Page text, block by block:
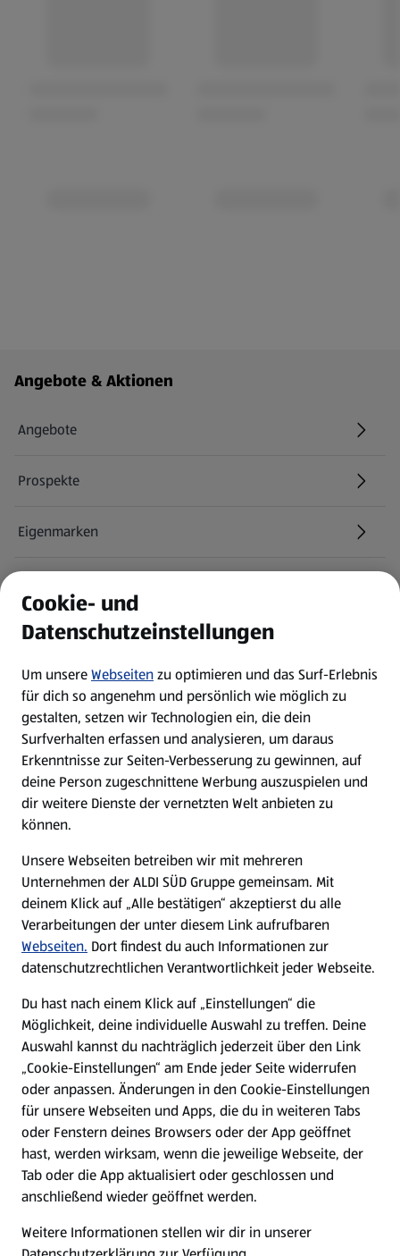
Fußzeilenmenü - weitere Links
Angebote & Aktionen
Angebote
Prospekte
Eigenmarken
Newsletter
WhatsApp
Über ALDI SÜD
Filialen
Nachhaltigkeit
Karriere
Presse
Hilfe & Kontakt
(öffnet in einem neuen Tab)
Unternehmen
Folge uns hier:
Cookie- und
Datenschutzeinstellungen
Um unsereWebseitenzu optimieren und das Surf-Erlebnis
für dich so angenehm und persönlich wie möglich zu
gestalten, setzen wir Technologien ein, die dein
Surfverhalten erfassen und analysieren, um daraus
Erkenntnisse zur Seiten-Verbesserung zu gewinnen, auf
deine Person zugeschnittene Werbung auszuspielen und
dir weitere Dienste der vernetzten Welt anbieten zu
können.
Unsere Webseiten betreiben wir mit mehreren
Unternehmen der ALDI SÜD Gruppe gemeinsam. Mit
deinem Klick auf „Alle bestätigen“ akzeptierst du alle
Verarbeitungen der unter diesem Link aufrufbaren
Webseiten. Dort findest du auch Informationen zur
datenschutzrechtlichen Verantwortlichkeit jeder Webseite.
Du hast nach einem Klick auf „Einstellungen“ die
Möglichkeit, deine individuelle Auswahl zu treffen. Deine
Auswahl kannst du nachträglich jederzeit über den Link
„Cookie-Einstellungen“ am Ende jeder Seite widerrufen
oder anpassen. Änderungen in den Cookie-Einstellungen
für unsere Webseiten und Apps, die du in weiteren Tabs
oder Fenstern deines Browsers oder der App geöffnet
hast, werden wirksam, wenn die jeweilige Webseite, der
Tab oder die App aktualisiert oder geschlossen und
anschließend wieder geöffnet werden.
Weitere Informationen stellen wir dir in unserer